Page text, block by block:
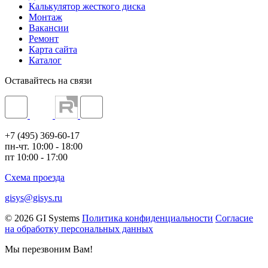
Калькулятор жесткого диска
Монтаж
Вакансии
Ремонт
Карта сайта
Каталог
Оставайтесь на связи
+7 (495) 369-60-17
пн-чт. 10:00 - 18:00
пт 10:00 - 17:00
Схема проезда
gisys@gisys.ru
© 2026 GI Systems Политика конфиденциальности Согласие
на обработку персональных данных
Мы перезвоним Вам!